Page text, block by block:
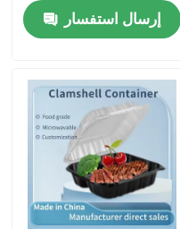
حول بنا
إتصال
إرسال استفسار